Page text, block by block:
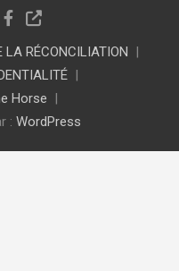
LA RÉCONCILIATION
Horse
: WordPress